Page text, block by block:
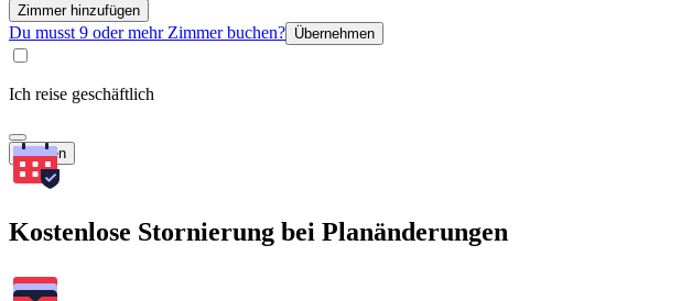
Zimmer hinzufügen
Du musst 9 oder mehr Zimmer buchen? Übernehmen
Ich reise geschäftlich
Suchen
Kostenlose Stornierung bei Planänderungen